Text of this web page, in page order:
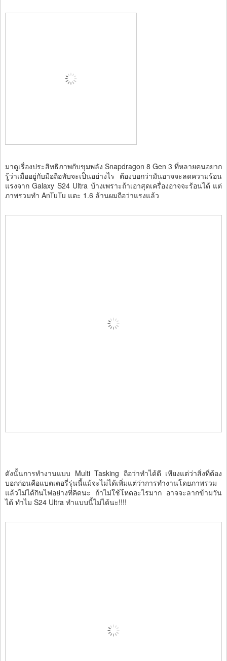
มาดูเรื่องประสิทธิภาพกับขุมพลัง Snapdragon 8 Gen 3 ที่หลายคนอยาก
รู้ว่าเมื่ออยู่กับมือถือพับจะเป็นอย่างไร ต้องบอกว่ามันอาจจะลดความร้อน
แรงจาก Galaxy S24 Ultra บ้างเพราะถ้าเอาสุดเครื่องอาจจะร้อนได้ แต่
ภาพรวมทำ AnTuTu แตะ 1.6 ล้านผมถือว่าแรงแล้ว
ดังนั้นการทำงานแบบ Multi Tasking ถือว่าทำได้ดี เพียงแต่ว่าสิ่งที่ต้อง
บอกก่อนคือแบตเตอรี่รุ่นนี้แม้จะไม่ได้เพิ่มแต่ว่าการทำงานโดยภาพรวม
แล้วไม่ได้กินไฟอย่างที่คิดนะ ถ้าไม่ใช้โหดอะไรมาก อาจจะลากข้ามวัน
ได้ ทำไม S24 Ultra ทำแบบนี้ไม่ได้นะ!!!!